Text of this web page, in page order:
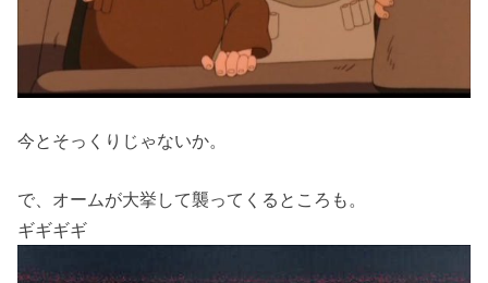
今とそっくりじゃないか。
で、オームが大挙して襲ってくるところも。
ギギギギ